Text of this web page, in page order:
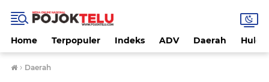
Home Terpopuler Indeks ADV Daerah
› Daerah